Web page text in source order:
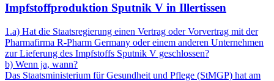
Impfstoffproduktion Sputnik V in Illertissen
1.a) Hat die Staatsregierung einen Vertrag oder Vorvertrag mit der
Pharmafirma R-Pharm Germany oder einem anderen Unternehmen
zur Lieferung des Impfstoffs Sputnik V geschlossen?
b) Wenn ja, wann?
Das Staatsministerium für Gesundheit und Pflege (StMGP) hat am